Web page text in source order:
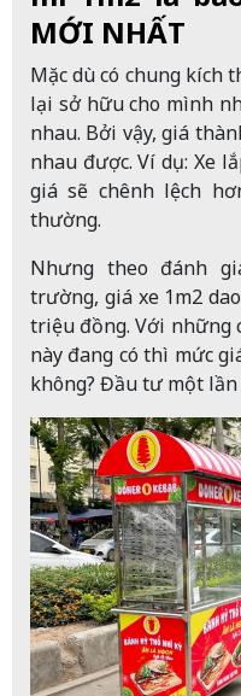
MỚI NHẤT
Mặc dù có chung kích
lại sở hữu cho mình
nhau. Bởi vậy, giá
nhau được. Ví dụ: Xe
giá sẽ chênh lệch
thường.
Nhưng theo đánh
trường, giá xe 1m2
triệu đồng. Với những
này đang có thì mức
không? Đầu tư một lần